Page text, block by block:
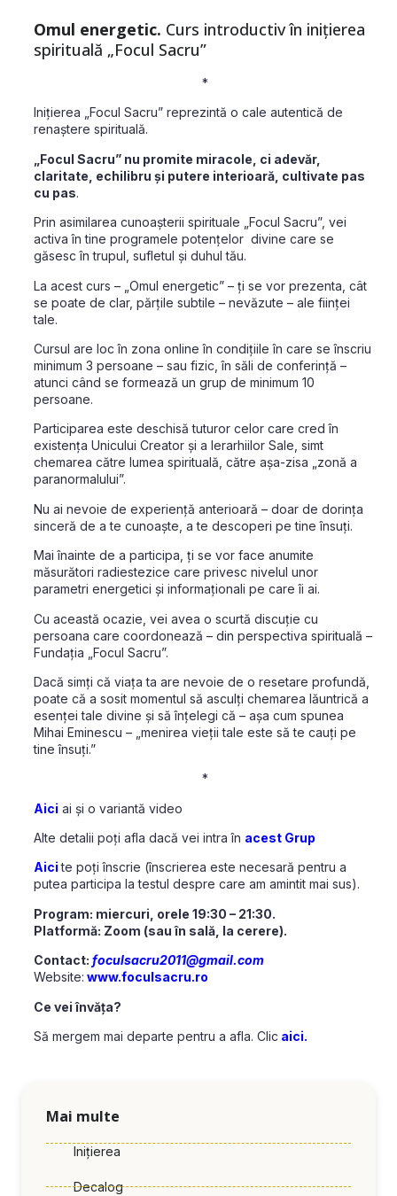
Mai multe
Inițierea
Decalog
Omul energetic. Curs introductiv în inițierea
spirituală „Focul Sacru”
*
Inițierea „Focul Sacru” reprezintă o cale autentică de
renaștere spirituală.
„Focul Sacru” nu promite miracole, ci adevăr,
claritate, echilibru și putere interioară, cultivate pas
cu pas.
Prin asimilarea cunoașterii spirituale „Focul Sacru”, vei
activa în tine programele potențelor divine care se
găsesc în trupul, sufletul și duhul tău.
La acest curs – „Omul energetic” – ți se vor prezenta, cât
se poate de clar, părțile subtile – nevăzute – ale ființei
tale.
Cursul are loc în zona online în condițiile în care se înscriu
minimum 3 persoane – sau fizic, în săli de conferință –
atunci când se formează un grup de minimum 10
persoane.
Participarea este deschisă tuturor celor care cred în
existența Unicului Creator și a Ierarhiilor Sale, simt
chemarea către lumea spirituală, către așa-zisa „zonă a
paranormalului”.
Nu ai nevoie de experiență anterioară – doar de dorința
sinceră de a te cunoaște, a te descoperi pe tine însuți.
Mai înainte de a participa, ți se vor face anumite
măsurători radiestezice care privesc nivelul unor
parametri energetici și informaționali pe care îi ai.
Cu această ocazie, vei avea o scurtă discuție cu
persoana care coordonează – din perspectiva spirituală –
Fundația „Focul Sacru”.
Dacă simți că viața ta are nevoie de o resetare profundă,
poate că a sosit momentul să asculți chemarea lăuntrică a
esenței tale divine și să înțelegi că – așa cum spunea
Mihai Eminescu – „menirea vieții tale este să te cauți pe
tine însuți.”
*
Aici ai și o variantă video
Alte detalii poți afla dacă vei intra în acest Grup
Aicite poți înscrie (înscrierea este necesară pentru a
putea participa la testul despre care am amintit mai sus).
Program: miercuri, orele 19:30 – 21:30.
Platformă: Zoom (sau în sală, la cerere).
Contact: foculsacru2011@gmail.com
Website: www.foculsacru.ro
Ce vei învăța?
Să mergem mai departe pentru a afla. Clic aici.